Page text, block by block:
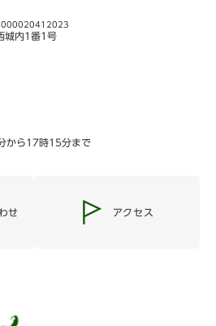
城内1番1号
から17時15分まで
せ アクセス